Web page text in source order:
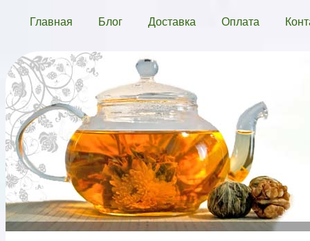
Главная Блог Доставка Оплата